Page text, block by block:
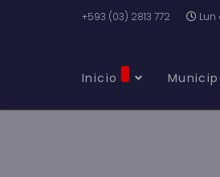
+593 (03) 2813 772 Lun
Inicio